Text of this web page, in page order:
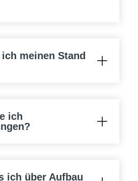
meinen Stand
ich
ich über Aufbau